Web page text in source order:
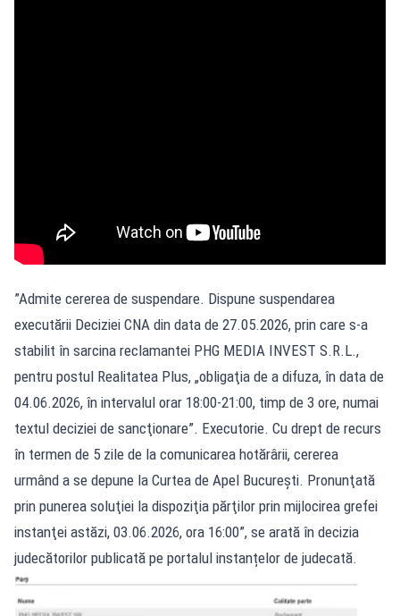
”Admite cererea de suspendare. Dispune suspendarea
executării Deciziei CNA din data de 27.05.2026, prin care s-a
stabilit în sarcina reclamantei PHG MEDIA INVEST S.R.L.,
pentru postul Realitatea Plus, „obligaţia de a difuza, în data de
04.06.2026, în intervalul orar 18:00-21:00, timp de 3 ore, numai
textul deciziei de sancţionare”. Executorie. Cu drept de recurs
în termen de 5 zile de la comunicarea hotărârii, cererea
urmând a se depune la Curtea de Apel Bucureşti. Pronunţată
prin punerea soluţiei la dispoziţia părţilor prin mijlocirea grefei
instanţei astăzi, 03.06.2026, ora 16:00”, se arată în decizia
judecătorilor publicată pe portalul instanțelor de judecată.